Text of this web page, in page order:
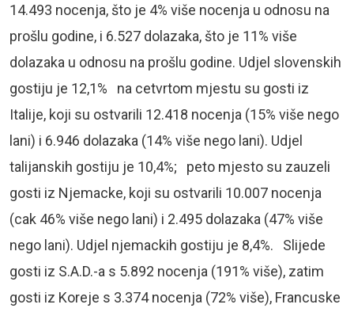
14.493 nocenja, što je 4% više nocenja u odnosu na
prošlu godine, i 6.527 dolazaka, što je 11% više
dolazaka u odnosu na prošlu godine. Udjel slovenskih
gostiju je 12,1% na cetvrtom mjestu su gosti iz
Italije, koji su ostvarili 12.418 nocenja (15% više nego
lani) i 6.946 dolazaka (14% više nego lani). Udjel
talijanskih gostiju je 10,4%; peto mjesto su zauzeli
gosti iz Njemacke, koji su ostvarili 10.007 nocenja
(cak 46% više nego lani) i 2.495 dolazaka (47% više
nego lani). Udjel njemackih gostiju je 8,4%. Slijede
gosti iz S.A.D.-a s 5.892 nocenja (191% više), zatim
gosti iz Koreje s 3.374 nocenja (72% više), Francuske